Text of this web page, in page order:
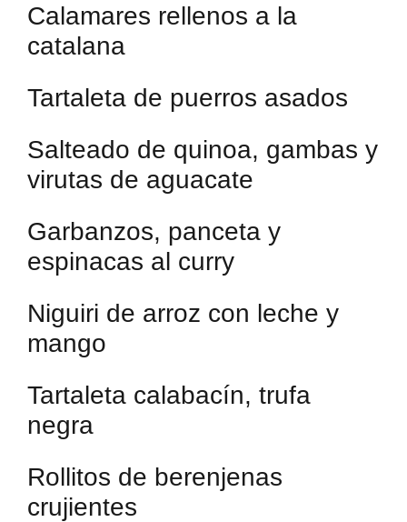
Calamares rellenos a la
catalana
Tartaleta de puerros asados
Salteado de quinoa, gambas y
virutas de aguacate
Garbanzos, panceta y
espinacas al curry
Niguiri de arroz con leche y
mango
Tartaleta calabacín, trufa
negra
Rollitos de berenjenas
crujientes